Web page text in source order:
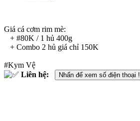
Giá cá cơm rim mè:
+ #80K / 1 hủ 400g
+ Combo 2 hủ giá chỉ 150K
#Kym Vệ
Liên hệ:
Nhấn để xem số điện thoại !